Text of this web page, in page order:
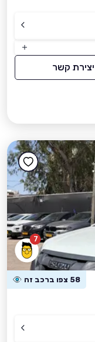
יצירת קשר
7
58 צפו ברכב זה